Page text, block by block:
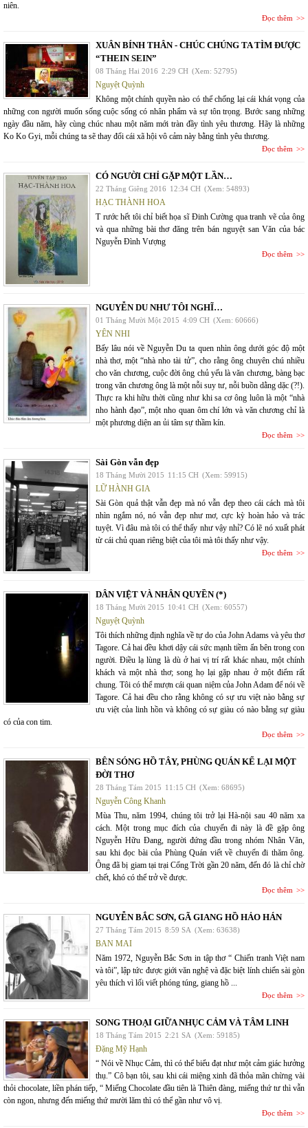
niên.
Đọc thêm
XUÂN BÍNH THÂN - CHÚC CHÚNG TA TÌM ĐƯỢC
“THEIN SEIN”
08 Tháng Hai 2016 2:29 CH (Xem: 52795)
Nguyệt Quỳnh
Không một chính quyền nào có thể chống lại cái khát vọng của
những con người muốn sống cuộc sống có nhân phẩm và sự tôn trọng. Bước sang những
ngày đầu năm, hãy cùng chúc nhau một năm mới tràn đầy tình yêu thương. Hãy là những
Ko Ko Gyi, mỗi chúng ta sẽ thay đổi cái xã hội vô cảm này bằng tình yêu thương.
Đọc thêm
CÓ NGƯỜI CHỈ GẶP MỘT LẦN…
22 Tháng Giêng 2016 12:34 CH (Xem: 54893)
HẠC THÀNH HOA
T rước hết tôi chỉ biết họa sĩ Đinh Cường qua tranh vẽ của ông
và qua những bài thơ đăng trên bán nguyệt san Văn của bác
Nguyễn Đình Vượng
Đọc thêm
NGUYỄN DU NHƯ TÔI NGHĨ…
01 Tháng Mười Một 2015 4:09 CH (Xem: 60666)
YÊN NHI
Bấy lâu nói về Nguyễn Du ta quen nhìn ông dưới góc độ một
nhà thơ, một “nhà nho tài tử”, cho rằng ông chuyên chú nhiều
cho văn chương, cuộc đời ông chủ yếu là văn chương, bàng bạc
trong văn chương ông là một nỗi suy tư, nỗi buồn dằng dặc (?!).
Thực ra khi hữu thời cũng như khi sa cơ ông luôn là một “nhà
nho hành đạo”, một nho quan ôm chí lớn và văn chương chỉ là
một phương diện an ủi tâm sự thầm kín.
Đọc thêm
Sài Gòn vẫn đẹp
18 Tháng Mười 2015 11:15 CH (Xem: 59915)
LỮ HÀNH GIA
Sài Gòn quả thật vẫn đẹp mà nó vẫn đẹp theo cái cách mà tôi
nhìn ngắm nó, nó vẫn đẹp như mơ, cực kỳ hoàn hảo và trác
tuyệt. Vì đâu mà tôi có thể thấy như vậy nhỉ? Có lẽ nó xuất phát
từ cái chủ quan riêng biệt của tôi mà tôi thấy như vậy.
Đọc thêm
DÂN VIỆT VÀ NHÂN QUYỀN (*)
18 Tháng Mười 2015 10:41 CH (Xem: 60557)
Nguyệt Quỳnh
Tôi thích những định nghĩa về tự do của John Adams và yêu thơ
Tagore. Cả hai đều khơi dậy cái sức mạnh tiềm ẩn bên trong con
người. Điều lạ lùng là dù ở hai vị trí rất khác nhau, một chính
khách và một nhà thơ; song họ lại gặp nhau ở một điểm rất
chung. Tôi có thể mượn cái quan niệm của John Adam để nói về
Tagore. Cả hai đều cho rằng không có sự ưu việt nào bằng sự
ưu việt của linh hồn và không có sự giàu có nào bằng sự giàu
có của con tim.
Đọc thêm
BÊN SÓNG HỒ TÂY, PHÙNG QUÁN KỂ LẠI MỘT
ĐỜI THƠ
28 Tháng Tám 2015 11:15 CH (Xem: 68695)
Nguyễn Công Khanh
Mùa Thu, năm 1994, chúng tôi trở lại Hà-nội sau 40 năm xa
cách. Một trong mục đích của chuyến đi này là đề gặp ông
Nguyễn Hữu Đang, người đứng đầu trong nhóm Nhân Văn,
sau khi đọc bài của Phùng Quán viết về chuyến đi thăm ông.
Ông đã bị giam tại trại Cổng Trời gần 20 năm, đến đó là chỉ chờ
chết, khó có thể trở về được.
Đọc thêm
NGUYỄN BẮC SƠN, GÃ GIANG HỒ HẢO HÁN
27 Tháng Tám 2015 8:59 SA (Xem: 63638)
BAN MAI
Năm 1972, Nguyễn Bắc Sơn in tập thơ “ Chiến tranh Việt nam
và tôi”, lập tức được giới văn nghệ và đặc biệt lính chiến sài gòn
yêu thích vì lối viết phóng túng, giang hồ ...
Đọc thêm
SONG THOẠI GIỮA NHỤC CẢM VÀ TÂM LINH
18 Tháng Tám 2015 2:21 SA (Xem: 59185)
Đặng Mỹ Hạnh
“ Nói về Nhục Cảm, thì có thể biểu đạt như một cảm giác hưởng
thụ.” Cô bạn tôi, sau khi cái miệng xinh đã thỏa mãn chừng vài
thỏi chocolate, liền phán tiếp, “ Miếng Chocolate đầu tiên là Thiên đàng, miếng thứ tư thì vẫn
còn ngon, nhưng đến miếng thứ mười lăm thì có thể gần như vô vị.
Đọc thêm